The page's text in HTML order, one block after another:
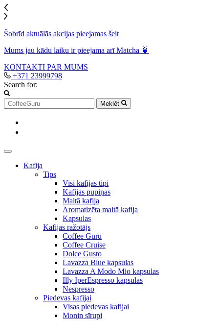
Šobrīd aktuālās akcijas pieejamas šeit
Mums jau kādu laiku ir pieejama arī Matcha 🍵
KONTAKTI PAR MUMS
+371 23999798
Search for:
Meklēt
Kafija
Tips
Visi kafijas tipi
Kafijas pupiņas
Maltā kafija
Aromatizēta maltā kafija
Kapsulas
Kafijas ražotājs
Coffee Guru
Coffee Cruise
Dolce Gusto
Lavazza Blue kapsulas
Lavazza A Modo Mio kapsulas
Illy IperEspresso kapsulas
Nespresso
Piedevas kafijai
Visas piedevas kafijai
Monin sīrupi